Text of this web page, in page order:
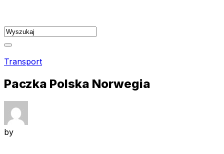
content
Transport
Paczka Polska Norwegia
by